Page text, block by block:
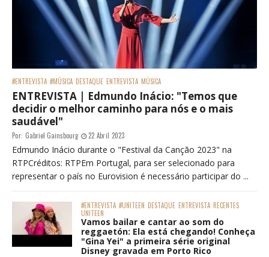
#ENTREVISTA #MÚSICA DESTAQUE ENTREVISTA MÚSICA
ENTREVISTA | Edmundo Inácio: "Temos que
decidir o melhor caminho para nós e o mais
saudável"
Por: Gabriel Gainsbourg 22 Abril 2023
Edmundo Inácio durante o "Festival da Canção 2023" na
RTPCréditos: RTPEm Portugal, para ser selecionado para
representar o país no Eurovision é necessário participar do ...
#ENTREVISTA #UNITEEN DESTAQUE ENTREVISTA RECENTES
UNITEEN
Vamos bailar e cantar ao som do
reggaetón: Ela está chegando! Conheça
"Gina Yei" a primeira série original
Disney gravada em Porto Rico